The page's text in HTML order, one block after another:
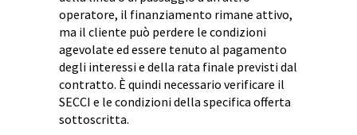
operatore, il finanziamento rimane attivo,
ma il cliente può perdere le condizioni
agevolate ed essere tenuto al pagamento
degli interessi e della rata finale previsti dal
contratto. È quindi necessario verificare il
SECCI e le condizioni della specifica offerta
sottoscritta.